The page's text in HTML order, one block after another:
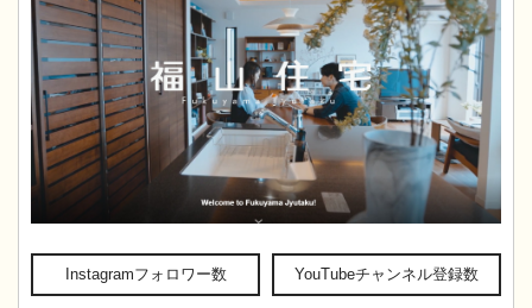
Instagramフォロワー数 YouTubeチャンネル登録数